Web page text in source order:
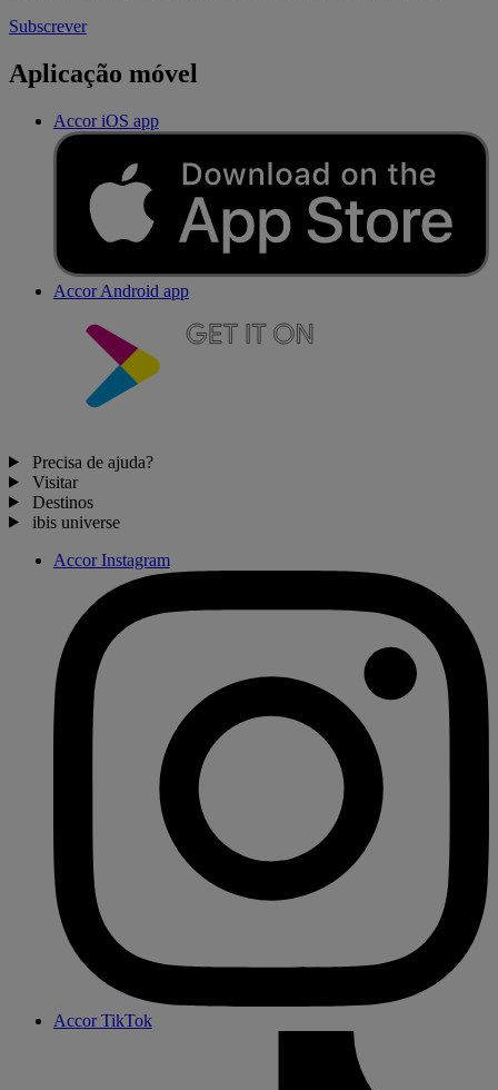
Subscrever
Aplicação móvel
Accor iOS app
Accor Android app
Precisa de ajuda?
Visitar
Destinos
ibis universe
Accor Instagram
Accor TikTok